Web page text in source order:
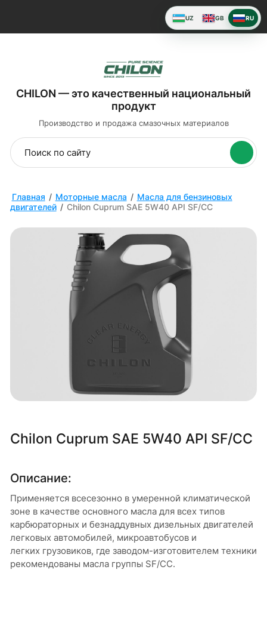
CHILON — это качественный национальный
продукт
Производство и продажа смазочных материалов
Главная / Моторные масла / Масла для бензиновых
двигателей / Chilon Cuprum SAE 5W40 API SF/CC
Chilon Cuprum SAE 5W40 API SF/CC
Описание:
Применяется всесезонно в умеренной климатической
зоне в качестве основного масла для всех типов
карбюраторных и безнаддувных дизельных двигателей
легковых автомобилей, микроавтобусов и
легких грузовиков, где заводом-изготовителем техники
рекомендованы масла группы SF/CC.
UZ GB RU